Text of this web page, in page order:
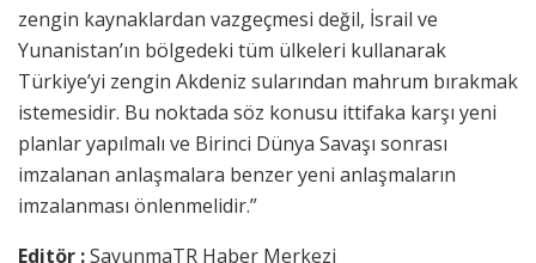
zengin kaynaklardan vazgeçmesi değil, İsrail ve
Yunanistan’ın bölgedeki tüm ülkeleri kullanarak
Türkiye’yi zengin Akdeniz sularından mahrum bırakmak
istemesidir. Bu noktada söz konusu ittifaka karşı yeni
planlar yapılmalı ve Birinci Dünya Savaşı sonrası
imzalanan anlaşmalara benzer yeni anlaşmaların
imzalanması önlenmelidir.”
Editör :SavunmaTR Haber Merkezi